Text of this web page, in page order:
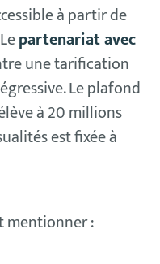
à partir de
partenariat avec
une tarification
Le plafond
à 20 millions
est fixée à
mentionner :